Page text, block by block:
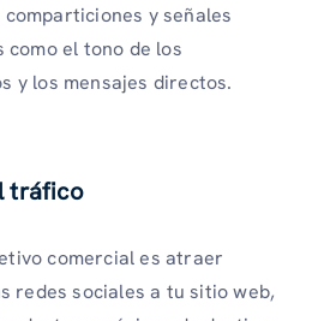
comparticiones y señales
el tono de los
y los mensajes directos.
tráfico
comercial es atraer
redes sociales a tu sitio web,